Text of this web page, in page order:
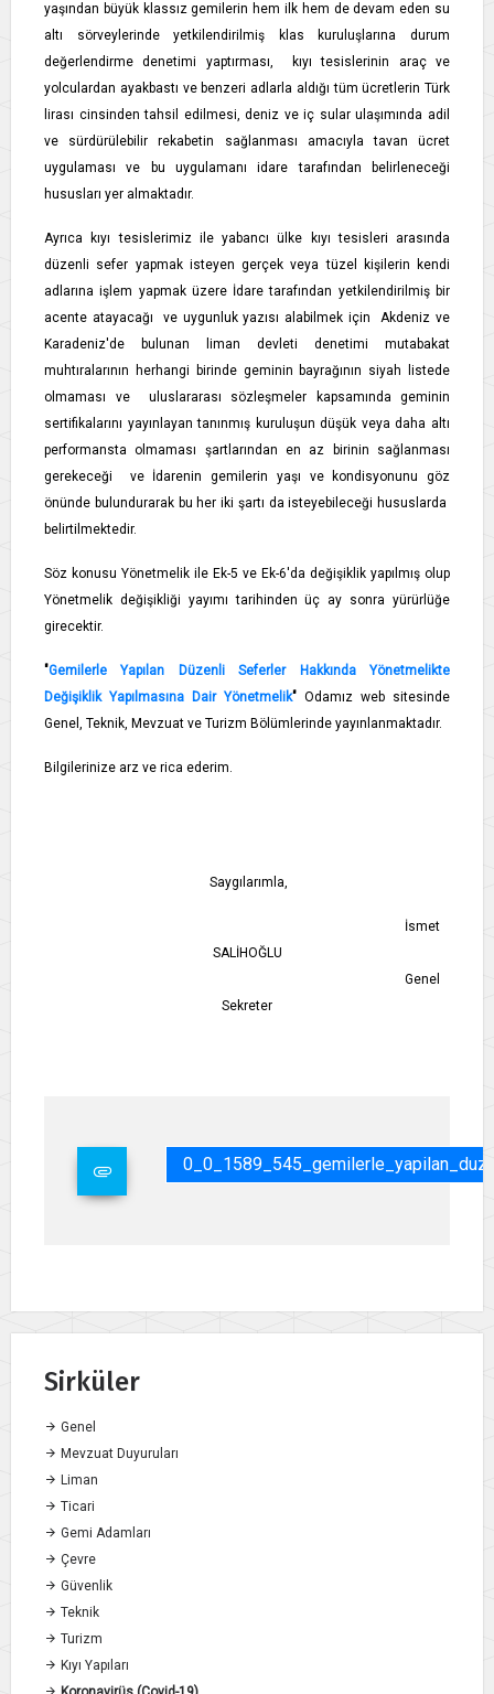
yaşından büyük klassız gemilerin hem ilk hem de devam eden su
altı sörveylerinde yetkilendirilmiş klas kuruluşlarına durum
değerlendirme denetimi yaptırması, kıyı tesislerinin araç ve
yolculardan ayakbastı ve benzeri adlarla aldığı tüm ücretlerin Türk
lirası cinsinden tahsil edilmesi, deniz ve iç sular ulaşımında adil
ve sürdürülebilir rekabetin sağlanması amacıyla tavan ücret
uygulaması ve bu uygulamanı idare tarafından belirleneceği
hususları yer almaktadır.
Ayrıca kıyı tesislerimiz ile yabancı ülke kıyı tesisleri arasında
düzenli sefer yapmak isteyen gerçek veya tüzel kişilerin kendi
adlarına işlem yapmak üzere İdare tarafından yetkilendirilmiş bir
acente atayacağı ve uygunluk yazısı alabilmek için Akdeniz ve
Karadeniz'de bulunan liman devleti denetimi mutabakat
muhtıralarının herhangi birinde geminin bayrağının siyah listede
olmaması ve uluslararası sözleşmeler kapsamında geminin
sertifikalarını yayınlayan tanınmış kuruluşun düşük veya daha altı
performansta olmaması şartlarından en az birinin sağlanması
gerekeceği ve İdarenin gemilerin yaşı ve kondisyonunu göz
önünde bulundurarak bu her iki şartı da isteyebileceği hususlarda
belirtilmektedir.
Söz konusu Yönetmelik ile Ek-5 ve Ek-6'da değişiklik yapılmış olup
Yönetmelik değişikliği yayımı tarihinden üç ay sonra yürürlüğe
girecektir.
"Gemilerle Yapılan Düzenli Seferler Hakkında Yönetmelikte
Değişiklik Yapılmasına Dair Yönetmelik" Odamız web sitesinde
Genel, Teknik, Mevzuat ve Turizm Bölümlerinde yayınlanmaktadır.
Bilgilerinize arz ve rica ederim.
Saygılarımla,
İsmet
SALİHOĞLU
Genel
Sekreter
Sirküler
Genel
Mevzuat Duyuruları
Liman
Ticari
Gemi Adamları
Çevre
Güvenlik
Teknik
Turizm
Kıyı Yapıları